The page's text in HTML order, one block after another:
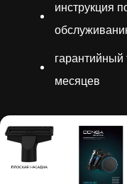
инструкция
гарантийный
месяцев